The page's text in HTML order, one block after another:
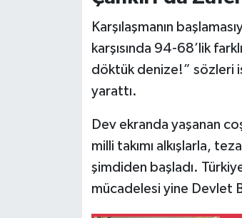
Karşılaşmanın
karşısında 94-68’lik
döktük denize!” sözleri
yarattı.
Dev ekranda yaşanan
milli takımı alkışlarla,
şimdiden başladı.
mücadelesi yine Devlet